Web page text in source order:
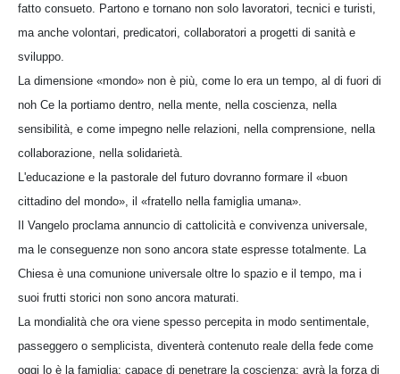
fatto consueto. Partono e tornano non solo lavoratori, tecnici e turisti,
ma anche volontari, predicatori, collaboratori a progetti di sanità e
sviluppo.
La dimensione «mondo» non è più, come lo era un tempo, al di fuori di
noh Ce la portiamo dentro, nella mente, nella coscienza, nella
sensibilità, e come impegno nelle relazioni, nella comprensione, nella
collaborazione, nella solidarietà.
L'educazione e la pastorale del futuro dovranno formare il «buon
cittadino del mondo», il «fratello nella famiglia umana».
Il Vangelo proclama annuncio di cattolicità e convivenza universale,
ma le conseguenze non sono ancora state espresse totalmente. La
Chiesa è una comunione universale oltre lo spazio e il tempo, ma i
suoi frutti storici non sono ancora maturati.
La mondialità che ora viene spesso percepita in modo sentimentale,
passeggero o semplicista, diventerà contenuto reale della fede come
oggi lo è la famiglia; capace di penetrare la coscienza; avrà la forza di